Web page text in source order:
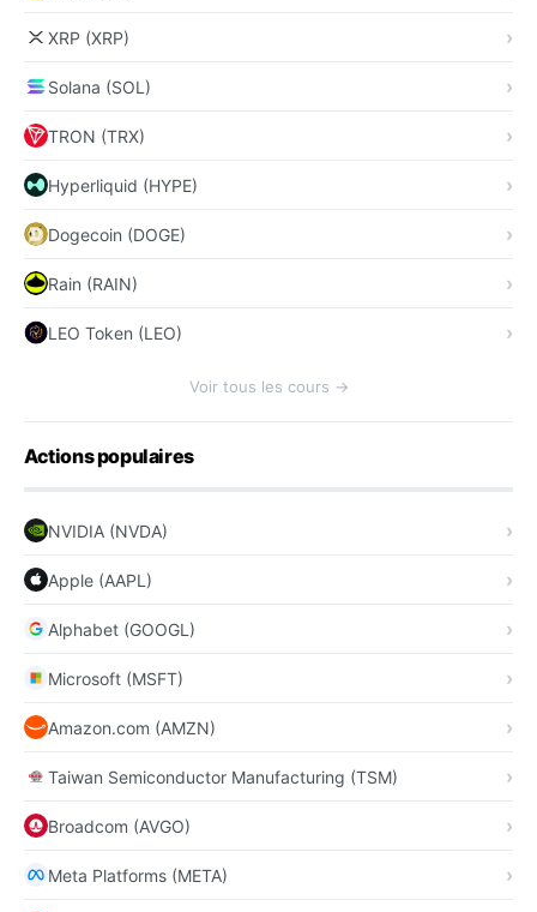
XRP (XRP)
Solana (SOL)
TRON (TRX)
Hyperliquid (HYPE)
Dogecoin (DOGE)
Rain (RAIN)
LEO Token (LEO)
Voir tous les cours →
Actions populaires
NVIDIA (NVDA)
Apple (AAPL)
Alphabet (GOOGL)
Microsoft (MSFT)
Amazon.com (AMZN)
Taiwan Semiconductor Manufacturing (TSM)
Broadcom (AVGO)
Meta Platforms (META)